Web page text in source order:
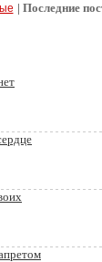
| Последние